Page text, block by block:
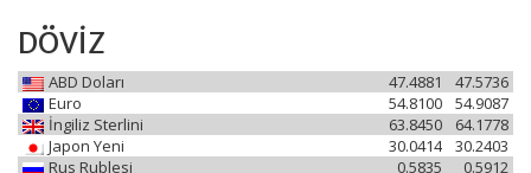
DÖVİZ
ABD Doları 47.5736
47.4881
Euro
54.9087
54.8100
İngiliz Sterlini
64.1778
63.8450
Japon Yeni
30.2403
30.0414
Rus Rublesi
0.5912
0.5835